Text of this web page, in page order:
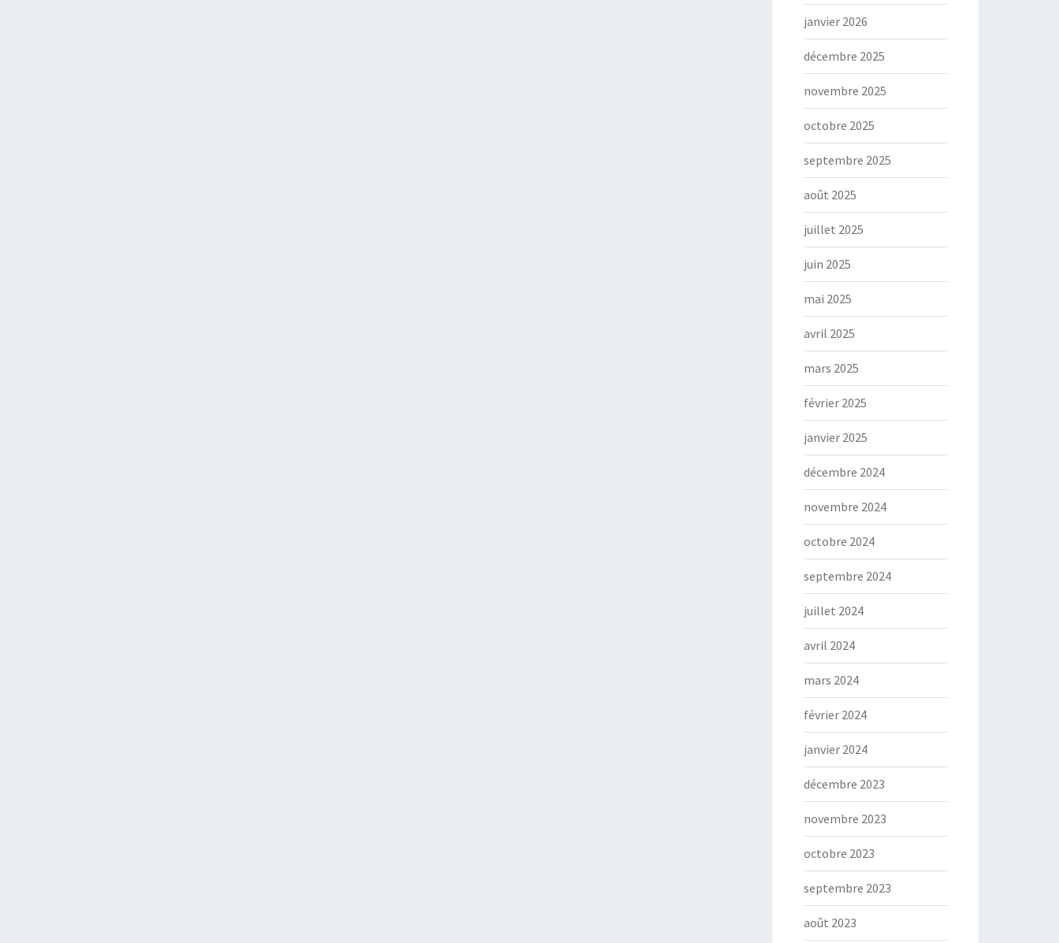
janvier 2026
décembre 2025
novembre 2025
octobre 2025
septembre 2025
août 2025
juillet 2025
juin 2025
mai 2025
avril 2025
mars 2025
février 2025
janvier 2025
décembre 2024
novembre 2024
octobre 2024
septembre 2024
juillet 2024
avril 2024
mars 2024
février 2024
janvier 2024
décembre 2023
novembre 2023
octobre 2023
septembre 2023
août 2023